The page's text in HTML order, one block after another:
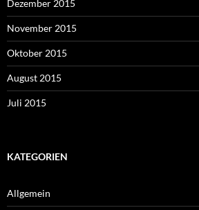
Dezember 2015
November 2015
Oktober 2015
August 2015
Juli 2015
KATEGORIEN
Allgemein